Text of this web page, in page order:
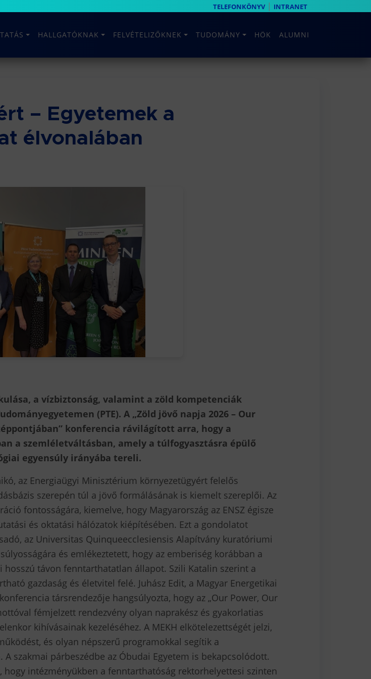
TELEFONKÖNYV| INTRANET
HALLGATÓKNAK FELVÉTELIZŐKNEK TUDOMÁNY HÖK ALUMNI
– Egyetemek a
élvonalában
a vízbiztonság, valamint a zöld kompetenciák
(PTE). A „Zöld jövő napja 2026 – Our
konferencia rávilágított arra, hogy a
a szemléletváltásban, amely a túlfogyasztásra épülő
egyensúly irányába tereli.
az Energiaügyi Minisztérium környezetügyért felelős
szerepén túl a jövő formálásának is kiemelt szereplői. Az
fontosságára, kiemelve, hogy Magyarország az ENSZ égisze
és oktatási hálózatok kiépítésében. Ezt a gondolatot
az Universitas Quinqueecclesiensis Alapítvány kuratóriumi
és emlékeztetett, hogy az emberiség korábban a
távon fenntarthatatlan állapot. Szili Katalin szerint a
gazdaság és életvitel felé. Juhász Edit, a Magyar Energetikai
társrendezője hangsúlyozta, hogy az „Our Power, Our
fémjelzett rendezvény olyan naprakész és gyakorlatias
kihívásainak kezeléséhez. A MEKH elkötelezettségét jelzi,
és olyan népszerű programokkal segítik a
szakmai párbeszédbe az Óbudai Egyetem is bekapcsolódott.
intézményükben a fenntarthatóság rektorhelyettesi szinten